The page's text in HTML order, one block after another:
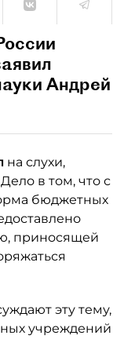
Андрей
на слухи,
в том, что с
бюджетных
приносящей
эту тему,
учреждений